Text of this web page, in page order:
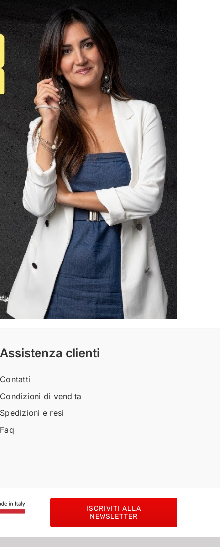
Assistenza clienti
Contatti
Condizioni di vendita
Spedizioni e resi
Faq
ISCRIVITI ALLA
NEWSLETTER